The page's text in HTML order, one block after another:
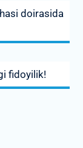
doirasida
fidoyilik!